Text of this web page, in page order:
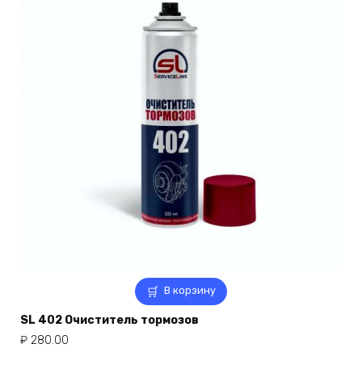
В корзину
SL 402 Очиститель тормозов
₽ 280.00